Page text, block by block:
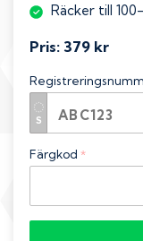
Räcker till
Pris: 379 kr
Färgkod *